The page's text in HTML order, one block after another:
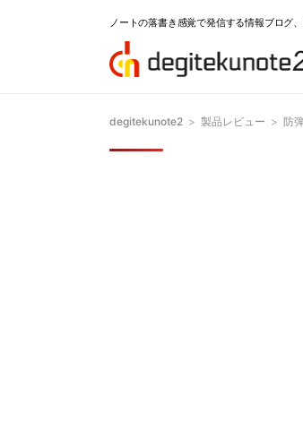
ノートの落書き感覚で発信する情報ブログ
degitekunote2 > 製品レビュー > 防